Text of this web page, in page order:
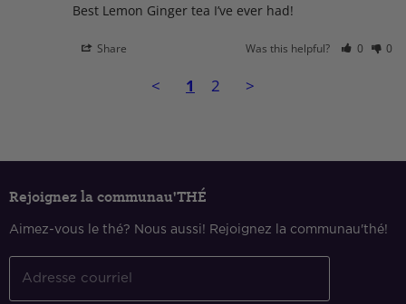
Best Lemon Ginger tea I’ve ever had!
Share Was this helpful? 0 0
< 1 2 >
Rejoignez la communau'THÉ
Aimez-vous le thé? Nous aussi! Rejoignez la communau'thé!
Adresse courriel